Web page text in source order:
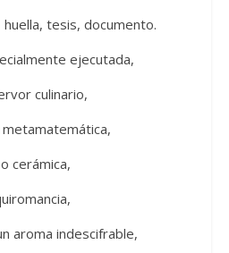
tesis, documento.
ejecutada,
culinario,
cerámica,
aroma indescifrable,